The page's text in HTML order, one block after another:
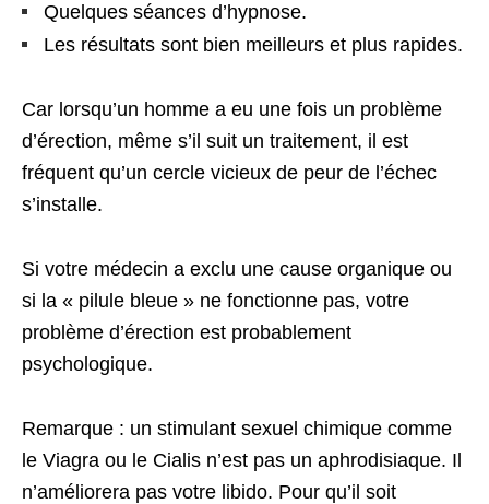
Quelques séances d’hypnose.
Les résultats sont bien meilleurs et plus rapides.
Car lorsqu’un homme a eu une fois un problème
d’érection, même s’il suit un traitement, il est
fréquent qu’un cercle vicieux de peur de l’échec
s’installe.
Si votre médecin a exclu une cause organique ou
si la « pilule bleue » ne fonctionne pas, votre
problème d’érection est probablement
psychologique.
Remarque : un stimulant sexuel chimique comme
le Viagra ou le Cialis n’est pas un aphrodisiaque. Il
n’améliorera pas votre libido. Pour qu’il soit